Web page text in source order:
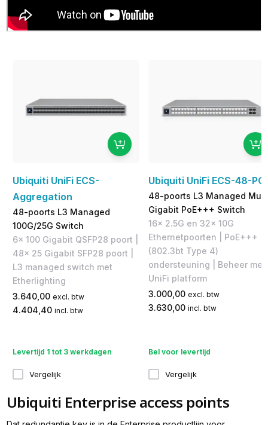
Ubiquiti UniFi ECS-
Aggregation
48-poorts L3 Managed
100G/25G Switch
6x 100 Gigabit QSFP28 poort |
48x 25 Gigabit SFP28 poort |
L3 managed switch met
Etherlighting
3.640,00 excl. btw
4.404,40 incl. btw
Levertijd 1 tot 3 werkdagen
Vergelijk
Ubiquiti UniFi ECS-48-
48-poorts L3 Managed
Gigabit PoE+++ Switch
16x 2.5G en 32x 10G
Ethernetpoorten | PoE+++
(802.3bt Type 4)
ondersteuning | Beheer met
UniFi platform
3.000,00 excl. btw
3.630,00 incl. btw
Bel voor levertijd
Vergelijk
Ubiquiti Enterprise access points